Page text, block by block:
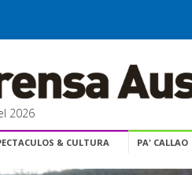
2026
& CULTURA PA' CALLAO